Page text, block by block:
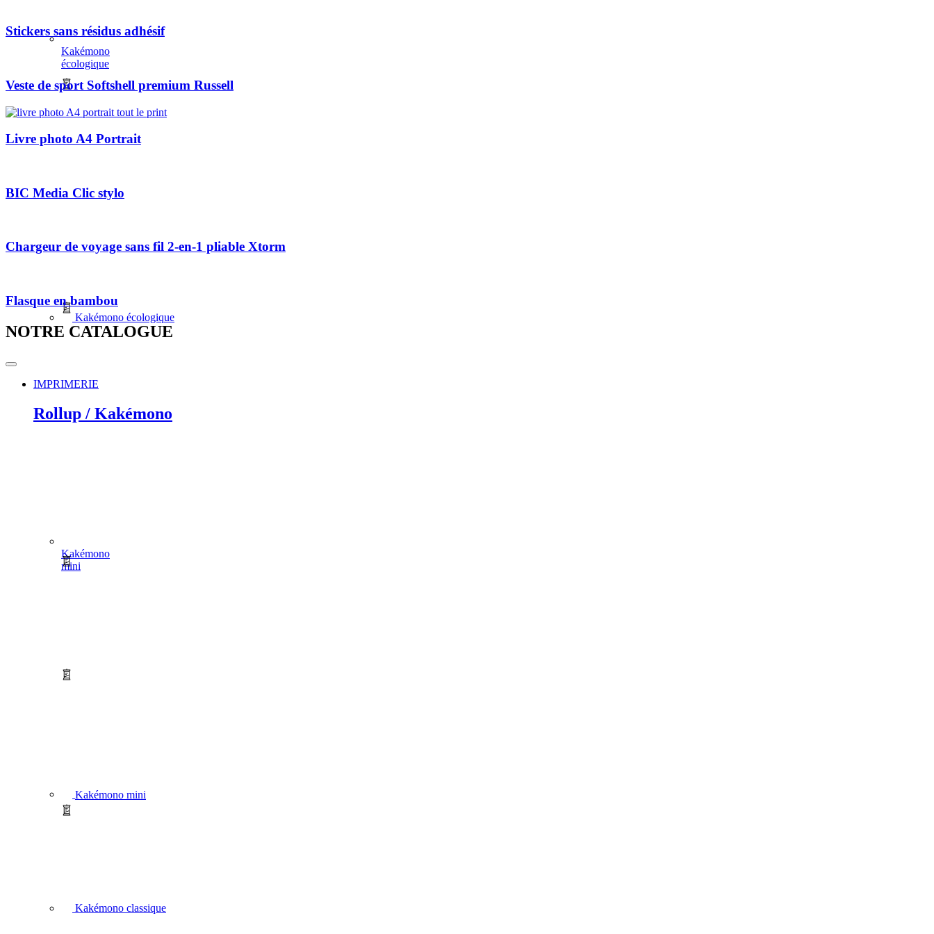
Kakémono
écologique
Kakémono
mini
Kakémono écologique
Kakémono mini
Stickers sans résidus adhésif
Veste de sport Softshell premium Russell
Livre photo A4 Portrait
BIC Media Clic stylo
Chargeur de voyage sans fil 2-en-1 pliable Xtorm
Flasque en bambou
NOTRE CATALOGUE
IMPRIMERIE
Rollup / Kakémono
Kakémono classique